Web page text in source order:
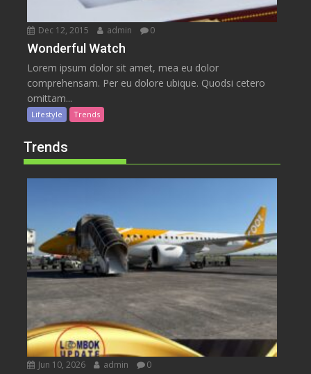
Dec 12, 2015 admin 0
Wonderful Watch
Lorem ipsum dolor sit amet, mea eu dolor
comprehensam. Per eu dolore ubique. Quodsi cetero
omittam...
Lifestyle Trends
Trends
Jun 10, 2026 admin 0